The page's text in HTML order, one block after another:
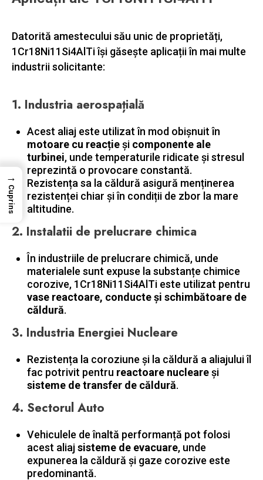
Datorită amestecului său unic de proprietăți,
1Cr18Ni11Si4AlTi își găsește aplicații în mai multe
industrii solicitante:
1. Industria aerospațială
Acest aliaj este utilizat în mod obișnuit în
motoare cu reacțieşi componente ale
turbinei, unde temperaturile ridicate și stresul
reprezintă o provocare constantă.
Rezistența sa la căldură asigură menținerea
rezistenței chiar și în condiții de zbor la mare
altitudine.
2. Instalatii de prelucrare chimica
În industriile de prelucrare chimică, unde
materialele sunt expuse la substanțe chimice
corozive, 1Cr18Ni11Si4AlTi este utilizat pentru
vase reactoare, conducte și schimbătoare de
căldură.
3. Industria Energiei Nucleare
Rezistența la coroziune și la căldură a aliajului îl
fac potrivit pentru reactoare nucleareşi
sisteme de transfer de căldură.
4. Sectorul Auto
Vehiculele de înaltă performanță pot folosi
acest aliajsisteme de evacuare, unde
expunerea la căldură și gaze corozive este
predominantă.
→
Cuprins